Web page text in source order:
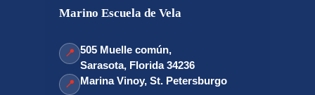
Marino Escuela de Vela
📍 505 Muelle común,
Sarasota, Florida 34236
📍 Marina Vinoy, St. Petersburgo